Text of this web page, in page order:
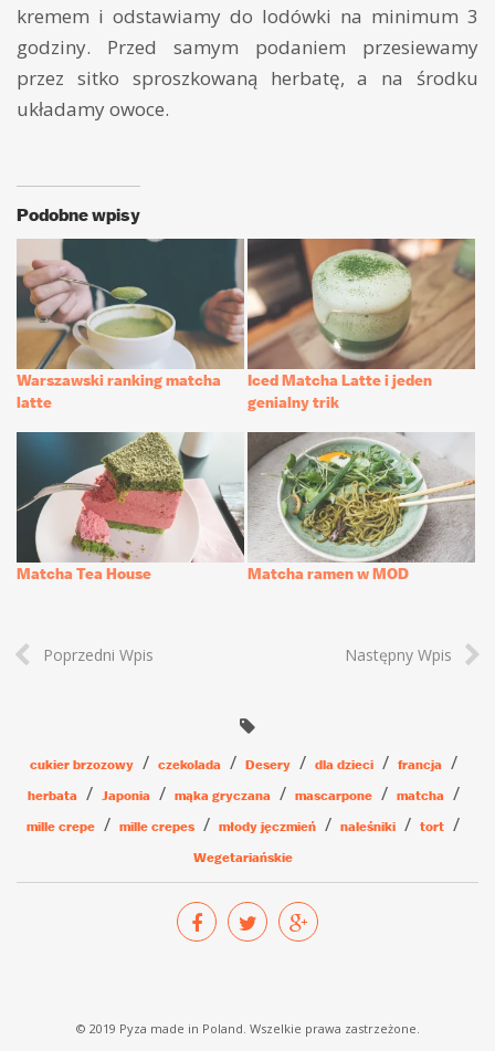
kremem i odstawiamy do lodówki na minimum 3
godziny. Przed samym podaniem przesiewamy
przez sitko sproszkowaną herbatę, a na środku
układamy owoce.
Podobne wpisy
Warszawski ranking matcha
latte
Iced Matcha Latte i jeden
genialny trik
Matcha Tea House Matcha ramen w MOD
Poprzedni Wpis Następny Wpis
cukier brzozowy czekolada Desery dla dzieci
francja
herbata
Japonia mąka gryczana mascarpone
matcha
mille crepe
mille crepes młody jęczmień naleśniki
tort
Wegetariańskie
© 2019 Pyza made in Poland. Wszelkie prawa zastrzeżone.